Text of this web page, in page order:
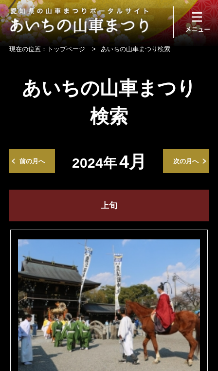
現在の位置： トップページ > あいちの山車まつり検索
あいちの山車まつり
検索
前の月へ 次の月へ
2024年4月
上旬